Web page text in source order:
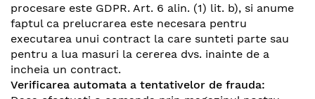
procesare este GDPR. Art. 6 alin. (1) lit. b), si anume
faptul ca prelucrarea este necesara pentru
executarea unui contract la care sunteti parte sau
pentru a lua masuri la cererea dvs. inainte de a
incheia un contract.
Verificarea automata a tentativelor de frauda: